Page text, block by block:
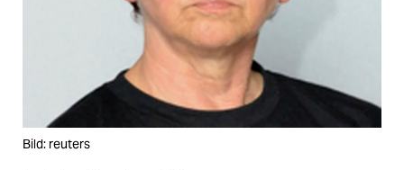
Bild: reuters